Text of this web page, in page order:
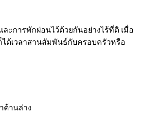
ละการพักผ่อนไว้ด้วยกันอย่างไร้ที่ติ เมื่อ
ได้เวลาสานสัมพันธ์กับครอบครัวหรือ
ด้านล่าง